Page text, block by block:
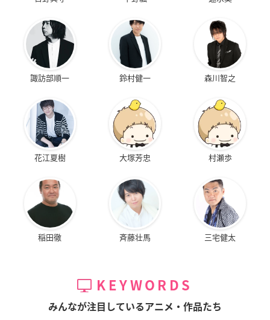
諏訪部順一 鈴村健一 森川智之
花江夏樹 大塚芳忠 村瀬歩
稲田徹 斉藤壮馬 三宅健太
KEYWORDS
みんなが注目しているアニメ・作品たち